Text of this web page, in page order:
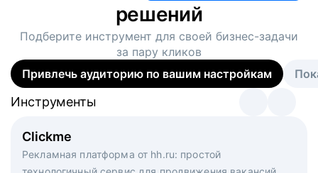
решений
Подберите инструмент для своей бизнес-задачи
за пару кликов
Привлечь аудиторию по вашим настройкам
Clickme
Рекламная платформа от hh.ru: простой
Инструменты
Вакансия дня
Рекламный формат для вакансий на главной странице
Инструменты
Массовый подбор под ключ. Решите, сколько
кандидатов и когда вам нужно, и за дело возьмутся
Инструменты